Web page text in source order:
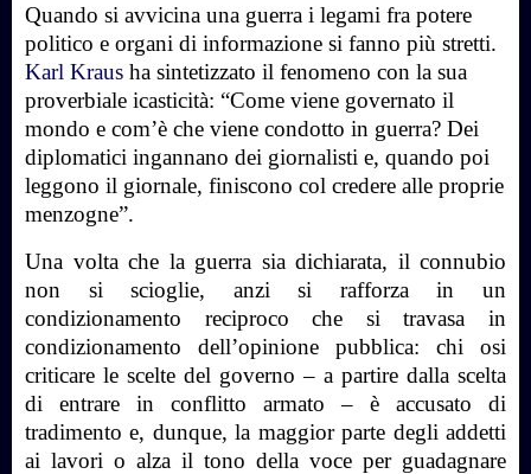
Quando si avvicina una guerra i legami fra potere
politico e organi di informazione si fanno più stretti.
Karl Kraus ha sintetizzato il fenomeno con la sua
proverbiale icasticità: “Come viene governato il
mondo e com’è che viene condotto in guerra? Dei
diplomatici ingannano dei giornalisti e, quando poi
leggono il giornale, finiscono col credere alle proprie
menzogne”.
Una volta che la guerra sia dichiarata, il connubio
non si scioglie, anzi si rafforza in un
condizionamento reciproco che si travasa in
condizionamento dell’opinione pubblica: chi osi
criticare le scelte del governo – a partire dalla scelta
di entrare in conflitto armato – è accusato di
tradimento e, dunque, la maggior parte degli addetti
ai lavori o alza il tono della voce per guadagnare